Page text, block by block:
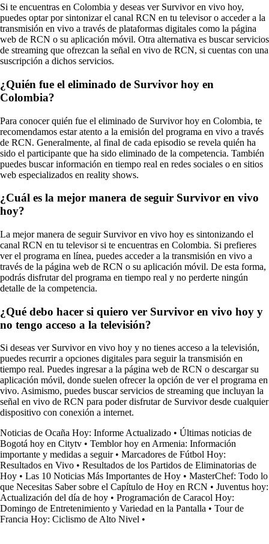
Si te encuentras en Colombia y deseas ver Survivor en vivo hoy,
puedes optar por sintonizar el canal RCN en tu televisor o acceder a la
transmisión en vivo a través de plataformas digitales como la página
web de RCN o su aplicación móvil. Otra alternativa es buscar servicios
de streaming que ofrezcan la señal en vivo de RCN, si cuentas con una
suscripción a dichos servicios.
¿Quién fue el eliminado de Survivor hoy en
Colombia?
Para conocer quién fue el eliminado de Survivor hoy en Colombia, te
recomendamos estar atento a la emisión del programa en vivo a través
de RCN. Generalmente, al final de cada episodio se revela quién ha
sido el participante que ha sido eliminado de la competencia. También
puedes buscar información en tiempo real en redes sociales o en sitios
web especializados en reality shows.
¿Cuál es la mejor manera de seguir Survivor en vivo
hoy?
La mejor manera de seguir Survivor en vivo hoy es sintonizando el
canal RCN en tu televisor si te encuentras en Colombia. Si prefieres
ver el programa en línea, puedes acceder a la transmisión en vivo a
través de la página web de RCN o su aplicación móvil. De esta forma,
podrás disfrutar del programa en tiempo real y no perderte ningún
detalle de la competencia.
¿Qué debo hacer si quiero ver Survivor en vivo hoy y
no tengo acceso a la televisión?
Si deseas ver Survivor en vivo hoy y no tienes acceso a la televisión,
puedes recurrir a opciones digitales para seguir la transmisión en
tiempo real. Puedes ingresar a la página web de RCN o descargar su
aplicación móvil, donde suelen ofrecer la opción de ver el programa en
vivo. Asimismo, puedes buscar servicios de streaming que incluyan la
señal en vivo de RCN para poder disfrutar de Survivor desde cualquier
dispositivo con conexión a internet.
Noticias de Ocaña Hoy: Informe Actualizado • Últimas noticias de
Bogotá hoy en Citytv • Temblor hoy en Armenia: Información
importante y medidas a seguir• Marcadores de Fútbol Hoy:
Resultados en Vivo • Resultados de los Partidos de Eliminatorias de
Hoy • Las 10 Noticias Más Importantes de Hoy • MasterChef: Todo lo
que Necesitas Saber sobre el Capítulo de Hoy en RCN • Juventus hoy:
Actualización del día de hoy • Programación de Caracol Hoy:
Domingo de Entretenimiento y Variedad en la Pantalla • Tour de
Francia Hoy: Ciclismo de Alto Nivel •